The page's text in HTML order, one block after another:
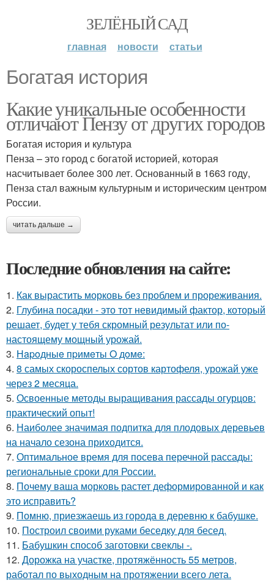
ЗЕЛЁНЫЙ САД
главная новости статьи
Богатая история
Какие уникальные особенности
отличают Пензу от других городов
Богатая история и культура
Пенза – это город с богатой историей, которая
насчитывает более 300 лет. Основанный в 1663 году,
Пенза стал важным культурным и историческим центром
России.
читать дальше →
Последние обновления на сайте:
1. Как вырастить морковь без проблем и прореживания.
2. Глубина посадки - это тот невидимый фактор, который
решает, будет у тебя скромный результат или по-
настоящему мощный урожай.
3. Нapoдныe пpимeты O дoмe:
4. 8 самых скороспелых сортов картофеля, урожай уже
через 2 месяца.
5. Освоенные методы выращивания рассады огурцов:
практический опыт!
6. Наиболее значимая подпитка для плодовых деревьев
на начало сезона приходится.
7. Оптимальное время для посева перечной рассады:
региональные сроки для России.
8. Почему ваша морковь растет деформированной и как
это исправить?
9. Помню, приезжаешь из города в деревню к бабушке.
10. Построил своими руками беседку для бесед.
11. Бабушкин способ заготовки свеклы -.
12. Дорожка на участке, протяжённость 55 метров,
работал по выходным на протяжении всего лета.